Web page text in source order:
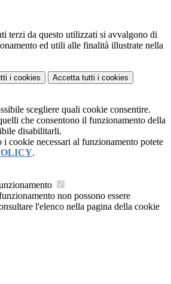
terzi da questo utilizzati si avvalgono di
ed utili alle finalità illustrate nella
i cookies Accetta tutti i cookies
scegliere quali cookie consentire.
che consentono il funzionamento della
disabilitarli.
i cookie necessari al funzionamento potete
.
non possono essere
l'elenco nella pagina della cookie